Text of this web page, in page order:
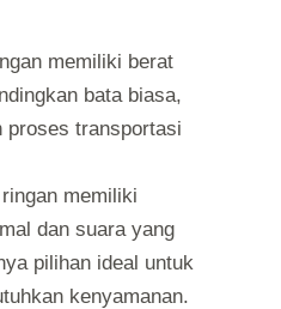
memiliki berat
bata biasa,
proses transportasi
memiliki
dan suara yang
pilihan ideal untuk
kenyamanan.